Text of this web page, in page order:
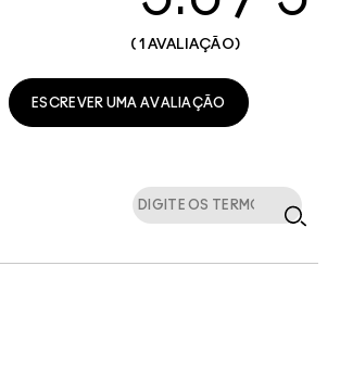
1 AVALIAÇÃO
ESCREVER UMA AVALIAÇÃO